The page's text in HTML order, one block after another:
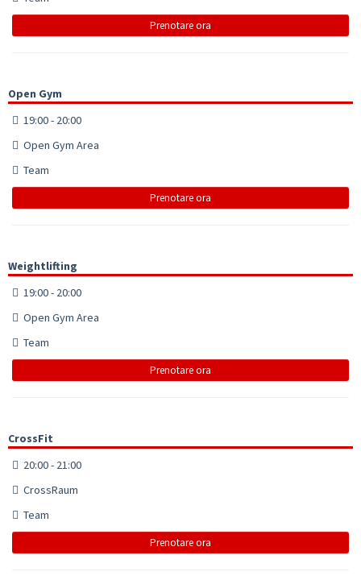
Prenotare ora
Open Gym
19:00 - 20:00
Open Gym Area
Team
Prenotare ora
Weightlifting
19:00 - 20:00
Open Gym Area
Team
Prenotare ora
CrossFit
20:00 - 21:00
CrossRaum
Team
Prenotare ora